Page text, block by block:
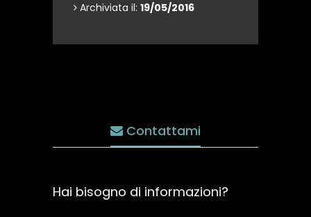
Archiviata il: 19/05/2016
Contattami
Hai bisogno di informazioni?